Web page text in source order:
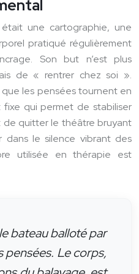
une cartographie, une
pratiqué régulièrement
Son but n’est plus
de « rentrer chez soi ».
que les pensées tournent en
qui permet de stabiliser
de quitter le théâtre bruyant
dans le silence vibrant des
utilisée en thérapie est
bateau balloté par
pensées. Le corps,